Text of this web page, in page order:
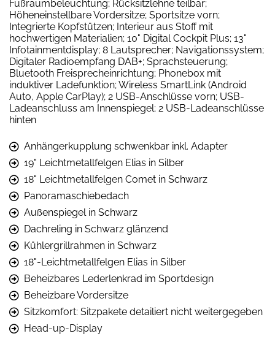
Fußraumbeleuchtung; Rücksitzlehne teilbar;
Höheneinstellbare Vordersitze; Sportsitze vorn;
Integrierte Kopfstützen; Interieur aus Stoff mit
hochwertigen Materialien; 10" Digital Cockpit Plus; 13"
Infotainmentdisplay; 8 Lautsprecher; Navigationssystem;
Digitaler Radioempfang DAB+; Sprachsteuerung;
Bluetooth Freisprecheinrichtung; Phonebox mit
induktiver Ladefunktion; Wireless SmartLink (Android
Auto, Apple CarPlay); 2 USB-Anschlüsse vorn; USB-
Ladeanschluss am Innenspiegel; 2 USB-Ladeanschlüsse
hinten
Anhängerkupplung schwenkbar inkl. Adapter
19" Leichtmetallfelgen Elias in Silber
18" Leichtmetallfelgen Comet in Schwarz
Panoramaschiebedach
Außenspiegel in Schwarz
Dachreling in Schwarz glänzend
Kühlergrillrahmen in Schwarz
18"-Leichtmetallfelgen Elias in Silber
Beheizbares Lederlenkrad im Sportdesign
Beheizbare Vordersitze
Sitzkomfort: Sitzpakete detailiert nicht weitergegeben
Head-up-Display